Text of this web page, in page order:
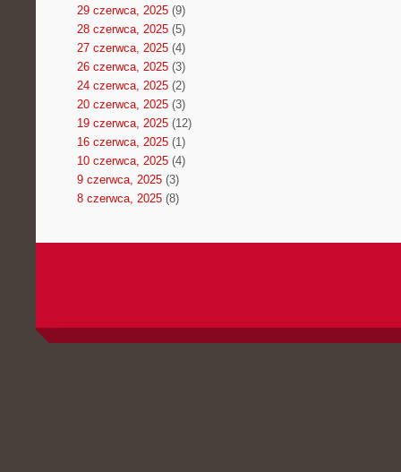
29 czerwca, 2025(9)
28 czerwca, 2025(5)
27 czerwca, 2025(4)
26 czerwca, 2025(3)
24 czerwca, 2025(2)
20 czerwca, 2025(3)
19 czerwca, 2025(12)
16 czerwca, 2025(1)
10 czerwca, 2025(4)
9 czerwca, 2025(3)
8 czerwca, 2025(8)